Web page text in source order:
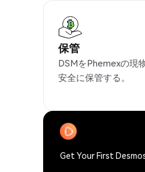
保管
DSMをPhemexの現
安全に保管する。
Get Your First